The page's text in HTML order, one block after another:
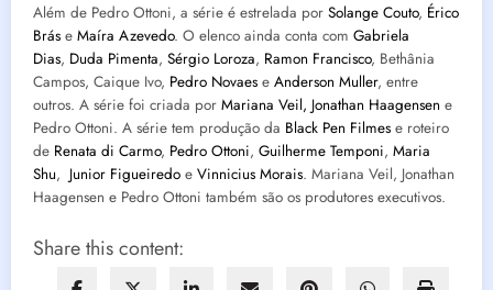
Além de Pedro Ottoni, a série é estrelada por Solange Couto, Érico
Brás e Maíra Azevedo. O elenco ainda conta com Gabriela
Dias, Duda Pimenta, Sérgio Loroza, Ramon Francisco, Bethânia
Campos, Caique Ivo, Pedro Novaes e Anderson Muller, entre
outros. A série foi criada por Mariana Veil, Jonathan Haagensen e
Pedro Ottoni. A série tem produção da Black Pen Filmes e roteiro
de Renata di Carmo, Pedro Ottoni, Guilherme Temponi, Maria
Shu, Junior Figueiredo e Vinnicius Morais. Mariana Veil, Jonathan
Haagensen e Pedro Ottoni também são os produtores executivos.
Share this content: